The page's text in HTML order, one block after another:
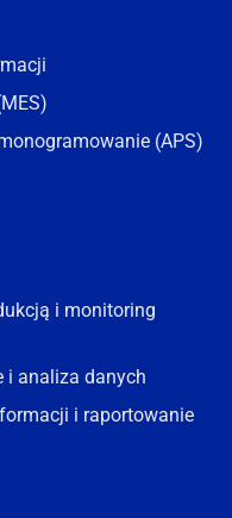
(APS)
i monitoring
i analiza danych
i raportowanie